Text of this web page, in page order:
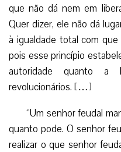
que não dá nem em
Quer dizer, ele não dá
à igualdade total com que
pois esse princípio
autoridade quanto
revolucionários. […]
“Um senhor feudal
quanto pode. O senhor
realizar o que senhor